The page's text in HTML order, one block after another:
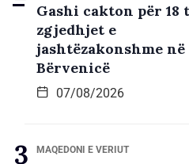
Gashi cakton për 18
zgjedhjet e
jashtëzakonshme në
Bërvenicë
07/08/2026
MAQEDONI E VERIUT